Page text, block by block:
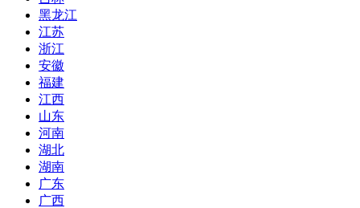
黑龙江
江苏
浙江
安徽
福建
江西
山东
河南
湖北
湖南
广东
广西